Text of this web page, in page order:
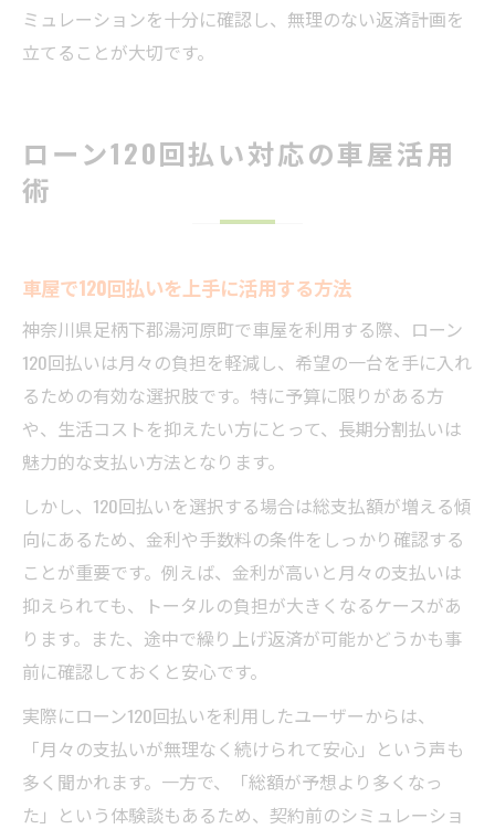
ミュレーションを十分に確認し、無理のない返済計画を
立てることが大切です。
ローン120回払い対応の車屋活用
術
車屋で120回払いを上手に活用する方法
神奈川県足柄下郡湯河原町で車屋を利用する際、ローン
120回払いは月々の負担を軽減し、希望の一台を手に入れ
るための有効な選択肢です。特に予算に限りがある方
や、生活コストを抑えたい方にとって、長期分割払いは
魅力的な支払い方法となります。
しかし、120回払いを選択する場合は総支払額が増える傾
向にあるため、金利や手数料の条件をしっかり確認する
ことが重要です。例えば、金利が高いと月々の支払いは
抑えられても、トータルの負担が大きくなるケースがあ
ります。また、途中で繰り上げ返済が可能かどうかも事
前に確認しておくと安心です。
実際にローン120回払いを利用したユーザーからは、
「月々の支払いが無理なく続けられて安心」という声も
多く聞かれます。一方で、「総額が予想より多くなっ
た」という体験談もあるため、契約前のシミュレーショ